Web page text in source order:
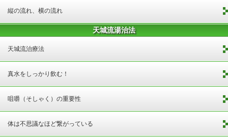
縦の流れ、横の流れ
天城流湯治法
天城流治療法
真水をしっかり飲む！
咀嚼（そしゃく）の重要性
体は不思議なほど繋がっている